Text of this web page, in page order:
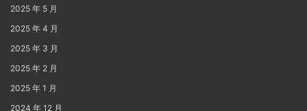
2025 年 5 月
2025 年 4 月
2025 年 3 月
2025 年 2 月
2025 年 1 月
2024 年 12 月